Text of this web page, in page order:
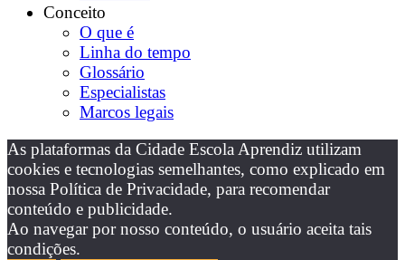
Conceito
O que é
Linha do tempo
Glossário
Especialistas
Marcos legais
As plataformas da Cidade Escola Aprendiz utilizam
cookies e tecnologias semelhantes, como explicado em
nossa Política de Privacidade, para recomendar
conteúdo e publicidade.
Ao navegar por nosso conteúdo, o usuário aceita tais
condições.